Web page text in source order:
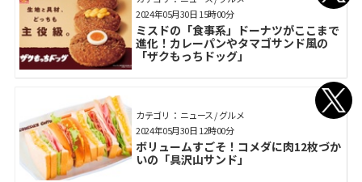
ミスドの「食事系」ドーナツがここまで
進化！カレーパンやタマゴサンド風の
「ザクもっちドッグ」
2024年05月30日 15時00分
カテゴリ： ニュース / グルメ
ボリュームすごそ！コメダに肉12枚づか
いの「具沢山サンド」
2024年05月30日 12時00分